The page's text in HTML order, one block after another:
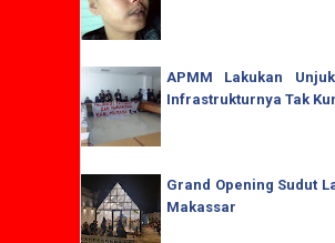
APMM Lakukan
Infrastrukturnya Tak
Grand Opening Sudut
Makassar